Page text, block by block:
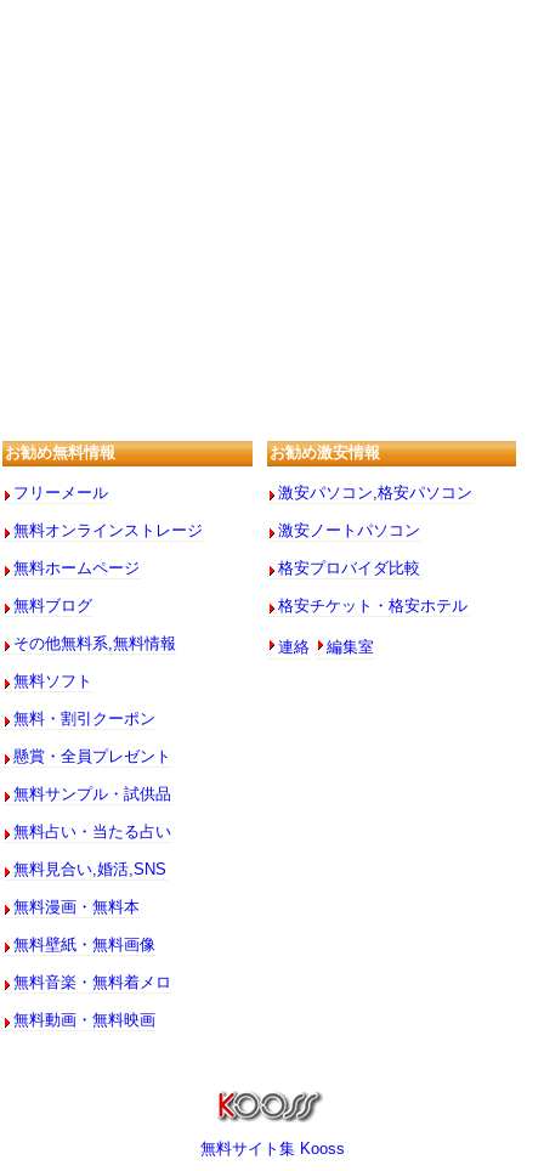
お勧め無料情報
フリーメール
無料オンラインストレージ
無料ホームページ
無料ブログ
その他無料系,無料情報
無料ソフト
無料・割引クーポン
懸賞・全員プレゼント
無料サンプル・試供品
無料占い・当たる占い
無料見合い,婚活,SNS
無料漫画・無料本
無料壁紙・無料画像
無料音楽・無料着メロ
無料動画・無料映画
お勧め激安情報
激安パソコン,格安パソコン
激安ノートパソコン
格安プロバイダ比較
格安チケット・格安ホテル
連絡 編集室
無料サイト集 Kooss